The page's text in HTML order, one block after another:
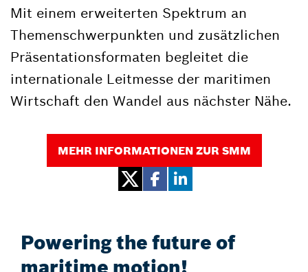
Mit einem erweiterten Spektrum an
Themenschwerpunkten und zusätzlichen
Präsentationsformaten begleitet die
internationale Leitmesse der maritimen
Wirtschaft den Wandel aus nächster Nähe.
MEHR INFORMATIONEN ZUR SMM
Powering the future of